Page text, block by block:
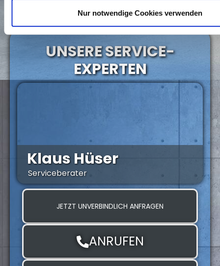
Nur notwendige Cookies verwenden
UNSERE SERVICE-
EXPERTEN
Klaus Hüser
Serviceberater
JETZT UNVERBINDLICH ANFRAGEN
ANRUFEN